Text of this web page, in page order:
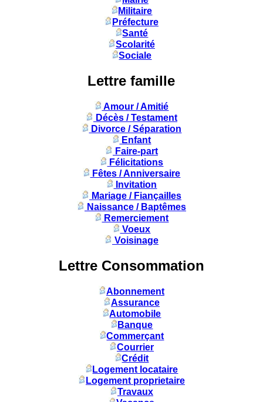
Militaire
Préfecture
Santé
Scolarité
Sociale
Lettre famille
Amour / Amitié
Décès / Testament
Divorce / Séparation
Enfant
Faire-part
Félicitations
Fêtes / Anniversaire
Invitation
Mariage / Fiançailles
Naissance / Baptêmes
Remerciement
Voeux
Voisinage
Lettre Consommation
Abonnement
Assurance
Automobile
Banque
Commerçant
Courrier
Crédit
Logement locataire
Logement proprietaire
Travaux